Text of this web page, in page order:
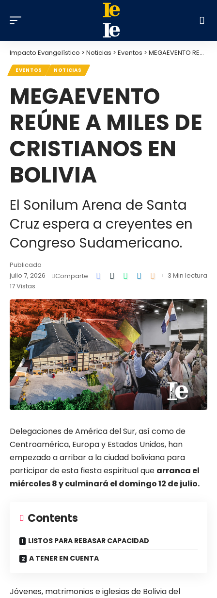
Impacto Evangelístico > Noticias > Eventos > MEGAEVENTO REÚNE A MILES DE CRISTIANOS EN BOLIVIA
EVENTOS NOTICIAS
MEGAEVENTO
REÚNE A MILES DE
CRISTIANOS EN
BOLIVIA
El Sonilum Arena de Santa
Cruz espera a creyentes en
Congreso Sudamericano.
Publicado
julio 7, 2026
17 Vistas
Comparte 3 Min lectura
Delegaciones de América del Sur, así como de
Centroamérica, Europa y Estados Unidos, han
empezado a arribar a la ciudad boliviana para
participar de esta fiesta espiritual que arranca el
miércoles 8 y culminará el domingo 12 de julio.
Contents
LISTOS PARA REBASAR CAPACIDAD
A TENER EN CUENTA
Jóvenes, matrimonios e iglesias de Bolivia del